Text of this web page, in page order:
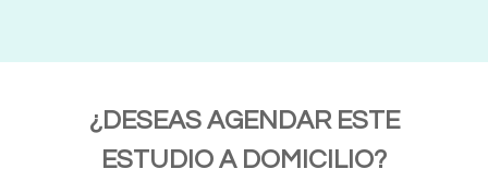
¿DESEAS AGENDAR ESTE
ESTUDIO A DOMICILIO?